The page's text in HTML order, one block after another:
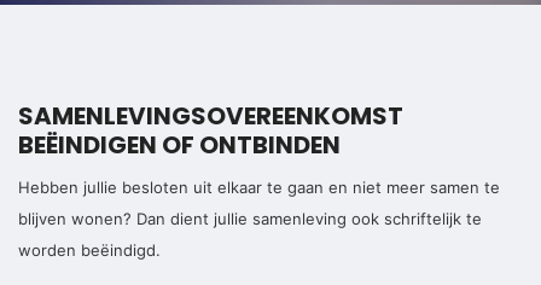
SAMENLEVINGSOVEREENKOMST
BEËINDIGEN OF ONTBINDEN
Hebben jullie besloten uit elkaar te gaan en niet meer samen te
blijven wonen? Dan dient jullie samenleving ook schriftelijk te
worden beëindigd.